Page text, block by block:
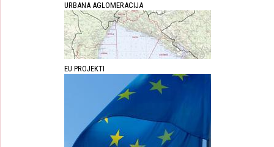
URBANA AGLOMERACIJA
EU PROJEKTI